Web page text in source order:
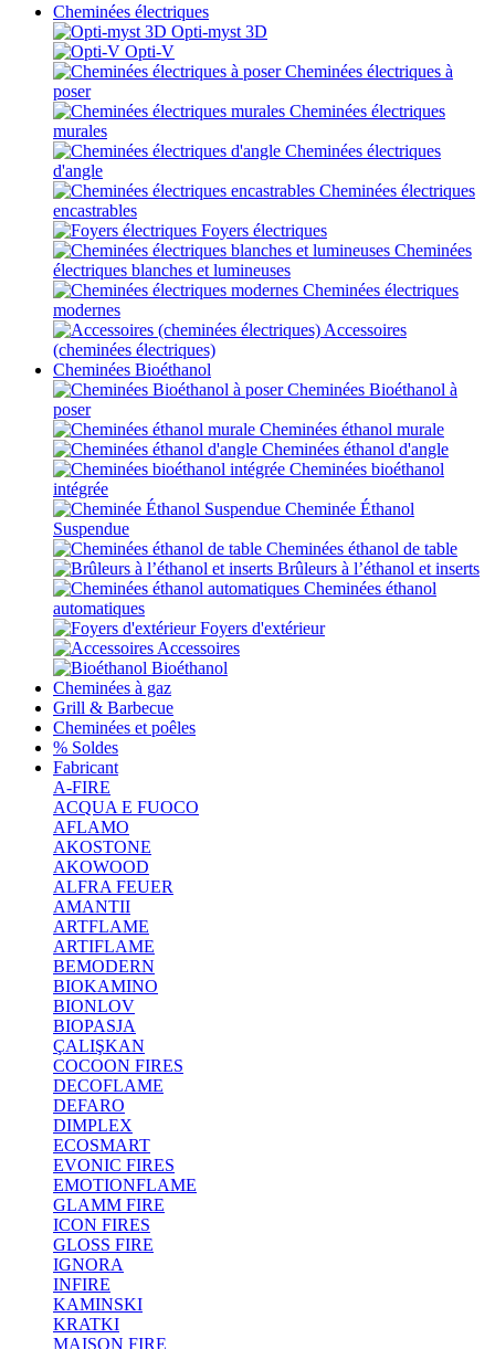
Cheminées électriques
Opti-myst 3D
Opti-V
Cheminées électriques à
poser
Cheminées électriques
murales
Cheminées électriques
d'angle
Cheminées électriques
encastrables
Foyers électriques
Cheminées
électriques blanches et lumineuses
Cheminées électriques
modernes
Accessoires
(cheminées électriques)
Cheminées Bioéthanol
Cheminées Bioéthanol à
poser
Cheminées éthanol murale
Cheminées éthanol d'angle
Cheminées bioéthanol
intégrée
Cheminée Éthanol
Suspendue
Cheminées éthanol de table
Brûleurs à l’éthanol et inserts
Cheminées éthanol
automatiques
Foyers d'extérieur
Accessoires
Bioéthanol
Cheminées à gaz
Grill & Barbecue
Cheminées et poêles
% Soldes
Fabricant
A-FIRE
ACQUA E FUOCO
AFLAMO
AKOSTONE
AKOWOOD
ALFRA FEUER
AMANTII
ARTFLAME
ARTIFLAME
BEMODERN
BIOKAMINO
BIONLOV
BIOPASJA
ÇALIŞKAN
COCOON FIRES
DECOFLAME
DEFARO
DIMPLEX
ECOSMART
EVONIC FIRES
EMOTIONFLAME
GLAMM FIRE
ICON FIRES
GLOSS FIRE
IGNORA
INFIRE
KAMINSKI
KRATKI
MAISON FIRE